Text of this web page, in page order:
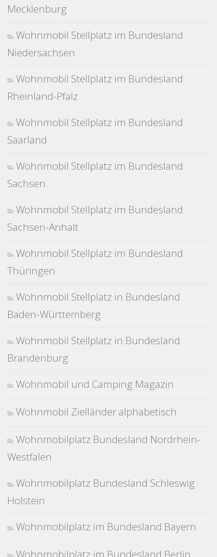
Mecklenburg
Wohnmobil Stellplatz im Bundesland
Niedersachsen
Wohnmobil Stellplatz im Bundesland
Rheinland-Pfalz
Wohnmobil Stellplatz im Bundesland
Saarland
Wohnmobil Stellplatz im Bundesland
Sachsen
Wohnmobil Stellplatz im Bundesland
Sachsen-Anhalt
Wohnmobil Stellplatz im Bundesland
Thüringen
Wohnmobil Stellplatz in Bundesland
Baden-Württemberg
Wohnmobil Stellplatz in Bundesland
Brandenburg
Wohnmobil und Camping Magazin
Wohnmobil Zielländer alphabetisch
Wohnmobilplatz Bundesland Nordrhein-
Westfalen
Wohnmobilplatz Bundesland Schleswig
Holstein
Wohnmobilplatz im Bundesland Bayern
Wohnmobilplatz im Bundesland Berlin